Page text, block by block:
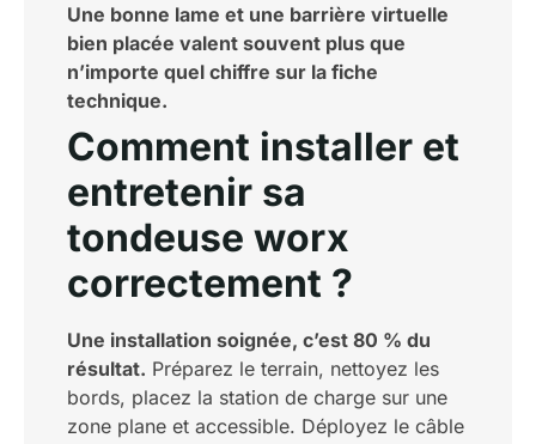
Une bonne lame et une barrière virtuelle
bien placée valent souvent plus que
n’importe quel chiffre sur la fiche
technique.
Comment installer et
entretenir sa
tondeuse worx
correctement ?
Une installation soignée, c’est 80 % du
résultat. Préparez le terrain, nettoyez les
bords, placez la station de charge sur une
zone plane et accessible. Déployez le câble